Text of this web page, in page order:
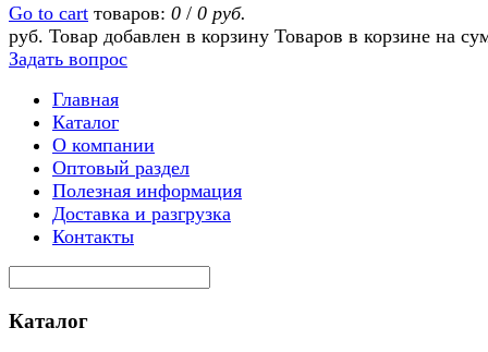
Go to cart товаров: 0 / 0 руб.
руб. Товар добавлен в корзину Товаров в корзине на
Задать вопрос
Главная
Каталог
О компании
Оптовый раздел
Полезная информация
Доставка и разгрузка
Контакты
Каталог